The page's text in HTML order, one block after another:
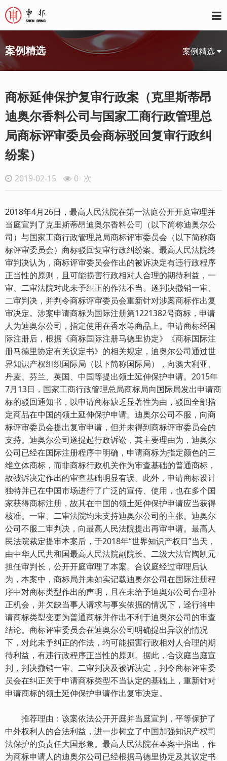
案例精选 案例精选
商标延伸保护复审行政案（克里斯蒂昂
迪奥尔香料公司与国家工商行政管理总
局商标评审委员会商标驳回复审行政纠
纷案）
2019-02-15 0 次
2018年4月26日，最高人民法院在第一法庭公开开庭审理并
当庭宣判了克里斯蒂昂迪奥尔香料公司（以下简称迪奥尔公
司）与国家工商行政管理总局商标评审委员会（以下简称商
标评审委员会）商标驳回复审行政纠纷案。最高人民法院终
审判决认为，商标评审委员会作出的被诉决定有违行政程序
正当性的原则，且可能损害行政相对人合理的期待利益，一
审、二审法院对此未予纠正的作法不当。遂判决撤销一审、
二审判决，并判令商标评审委员会重新针对涉案商标作出复
审决定。涉案申请商标为国际注册第1221382号商标，申请
人为迪奥尔公司，指定使用在香水等商品上。申请商标经国
际注册后，根据《商标国际注册马德里协定》《商标国际注
册马德里协定有关议定书》的相关规定，迪奥尔公司通过世
界知识产权组织国际局（以下简称国际局），向澳大利亚、
丹麦、芬兰、英国、中国等提出领土延伸保护申请。2015年
7月13日，国家工商行政管理总局商标局向国际局发出申请商
标的驳回通知书，以申请商标缺乏显著性为由，驳回全部指
定商品在中国的领土延伸保护申请。迪奥尔公司不服，向商
标评审委员会提出复审申请，但并未得到商标评审委员会的
支持。迪奥尔公司遂提起行政诉讼，其主要理由为，迪奥尔
公司已经在国际注册程序中明确，申请商标为指定颜色的三
维立体商标，而非商标行政机关作为审查基础的普通商标，
故被诉决定作出的审查基础明显有误。此外，申请商标设计
独特并已在中国市场进行了广泛的宣传、使用，也在多个国
家获得商标注册，故其在中国的领土延伸保护申请应当获得
核准。一审、二审法院均未支持迪奥尔公司的主张。迪奥尔
公司不服二审判决，向最高人民法院提出再审申请。最高人
民法院裁定提审本案后，于2018年“世界知识产权日”当天，
由中华人民共和国最高人民法院副院长、二级大法官陶凯元
担任审判长，公开开庭审理了本案。合议庭经过审理后认
为，本案中，商标局并未如实记载迪奥尔公司在国际注册程
序中对商标类型作出的声明，且在未给予迪奥尔公司合理补
正机会，并欠缺当事人请求与事实依据的情况下，迳行将申
请商标类型变更为普通商标并作出不利于迪奥尔公司的审查
结论。商标评审委员会在迪奥尔公司明确提出异议的情况
下，对此未予纠正的作法，均可能损害行政相对人合理的期
待利益，有违行政程序正当性的原则。据此，合议庭当庭宣
判，判决撤销一审、二审判决及被诉决定，判令商标评审委
员会在纠正关于申请商标类型不当认定的基础上，重新针对
申请商标的领土延伸保护申请作出复审决定。
推荐理由：该案依法公开开庭并当庭宣判，平等保护了
中外权利人的合法利益，进一步树立了中国加强知识产权司
法保护的负责任大国形象。最高人民法院在本案中指出，作
为商标申请人的迪奥尔公司已经根据马德里协定及其议定书